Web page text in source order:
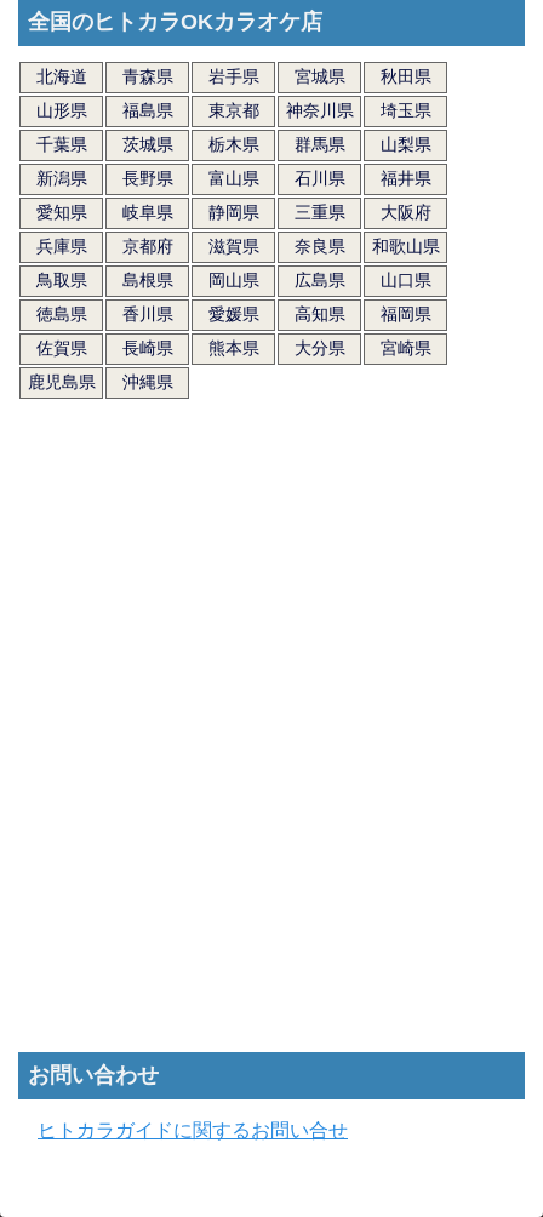
全国のヒトカラOKカラオケ店
北海道 青森県 岩手県 宮城県
秋田県
山形県
福島県 東京都 神奈川県
埼玉県
千葉県
茨城県 栃木県 群馬県
山梨県
新潟県
長野県 富山県 石川県
福井県
愛知県
岐阜県 静岡県 三重県
大阪府
兵庫県
京都府 滋賀県 奈良県
和歌山県
鳥取県
島根県 岡山県 広島県
山口県
徳島県
香川県 愛媛県 高知県
福岡県
佐賀県
長崎県 熊本県 大分県
宮崎県
鹿児島県
沖縄県
お問い合わせ
ヒトカラガイドに関するお問い合せ